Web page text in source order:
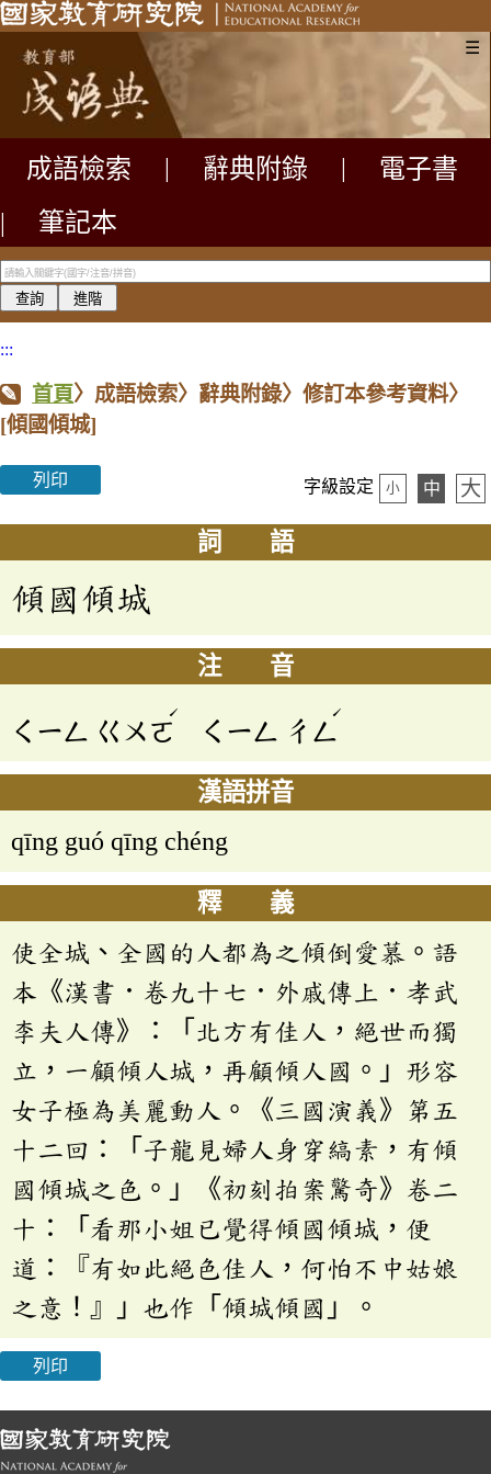
☰
成語檢索 辭典附錄
電子書
|
筆記本
:::
首頁〉成語檢索〉辭典附錄〉修訂本參考資料〉
[傾國傾城]
列印 字級設定 小 中 大
詞 語
傾國傾城
注 音
ㄑㄧㄥ ㄍㄨㄛ
ˊ
ㄑㄧㄥ ㄔㄥ
ˊ
漢語拼音
qīng guó qīng chéng
釋 義
使全城、全國的人都為之傾倒愛慕。語
本《漢書．卷九十七．外戚傳上．孝武
李夫人傳》：「北方有佳人，絕世而獨
立，一顧傾人城，再顧傾人國。」形容
女子極為美麗動人。《三國演義》第五
十二回：「子龍見婦人身穿縞素，有傾
國傾城之色。」《初刻拍案驚奇》卷二
十：「看那小姐已覺得傾國傾城，便
道：『有如此絕色佳人，何怕不中姑娘
之意！』」也作「傾城傾國」。
列印